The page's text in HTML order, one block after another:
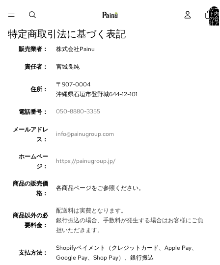
カー
ト内
の合
計ア
特定商取引法に基づく表記
販売業者： 株式会社Painu
責任者： 宮城良純
住所：
〒907-0004
沖縄県石垣市登野城644-12-101
電話番号： 050-8880-3355
メールアドレ
ス：
info@painugroup.com
ホームペー
ジ：
https://painugroup.jp/
商品の販売価
格：
各商品ページをご参照ください。
商品以外の必
要料金：
配送料は実費となります。
銀行振込の場合、手数料が発生する場合はお客様にご負
担いただきます。
支払方法：
Shopifyペイメント（クレジットカード、Apple Pay、
Google Pay、Shop Pay）、銀行振込